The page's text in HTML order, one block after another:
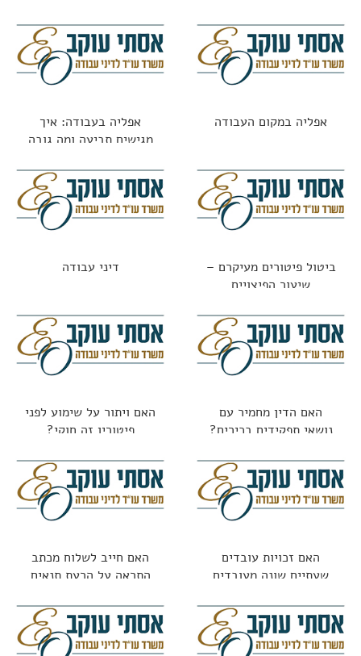
אפליה במקום העבודה
אפליה בעבודה: איך
מגישים תביעה ומה גובה
ביטול פיטורים מעיקרם –
שיעור הפיצויים
דיני עבודה
האם הדין מחמיר עם
נושאי תפקידים בכירים?
האם ויתור על שימוע לפני
פיטורין זה חוקי?
האם זכויות עובדים
שעתיים שונה מעובדים
האם חייב לשלוח מכתב
התראה על הרעת תנאים